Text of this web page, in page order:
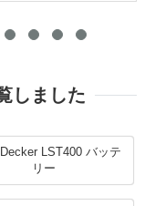
しました
LST400 バッテ
リー